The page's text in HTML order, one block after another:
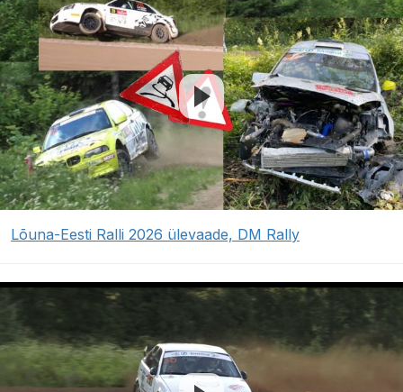
Lõuna-Eesti Ralli 2026 ülevaade, DM Rally